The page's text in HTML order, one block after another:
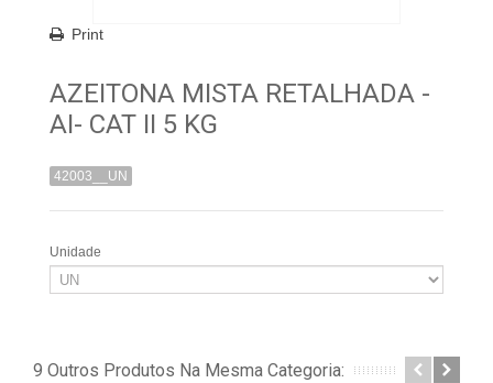
Print
AZEITONA MISTA RETALHADA -
AI- CAT II 5 KG
42003__UN
Unidade
9 Outros Produtos Na Mesma Categoria: